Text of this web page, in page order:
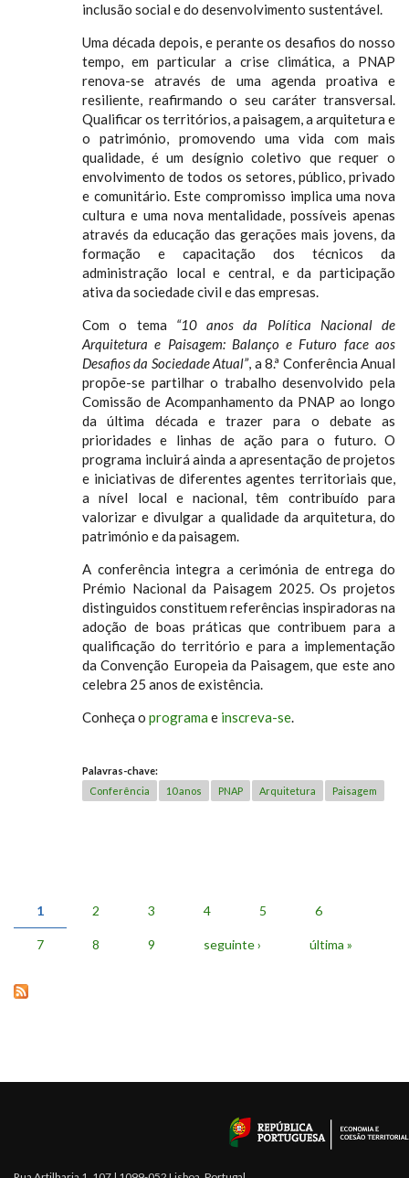
inclusão social e do desenvolvimento sustentável.
Uma década depois, e perante os desafios do nosso
tempo, em particular a crise climática, a PNAP
renova-se através de uma agenda proativa e
resiliente, reafirmando o seu caráter transversal.
Qualificar os territórios, a paisagem, a arquitetura e
o património, promovendo uma vida com mais
qualidade, é um desígnio coletivo que requer o
envolvimento de todos os setores, público, privado
e comunitário. Este compromisso implica uma nova
cultura e uma nova mentalidade, possíveis apenas
através da educação das gerações mais jovens, da
formação e capacitação dos técnicos da
administração local e central, e da participação
ativa da sociedade civil e das empresas.
Com o tema “10 anos da Política Nacional de
Arquitetura e Paisagem: Balanço e Futuro face aos
Desafios da Sociedade Atual”, a 8.ª Conferência Anual
propõe-se partilhar o trabalho desenvolvido pela
Comissão de Acompanhamento da PNAP ao longo
da última década e trazer para o debate as
prioridades e linhas de ação para o futuro. O
programa incluirá ainda a apresentação de projetos
e iniciativas de diferentes agentes territoriais que,
a nível local e nacional, têm contribuído para
valorizar e divulgar a qualidade da arquitetura, do
património e da paisagem.
A conferência integra a cerimónia de entrega do
Prémio Nacional da Paisagem 2025. Os projetos
distinguidos constituem referências inspiradoras na
adoção de boas práticas que contribuem para a
qualificação do território e para a implementação
da Convenção Europeia da Paisagem, que este ano
celebra 25 anos de existência.
Conheça o programa e inscreva-se.
Palavras-chave:
Conferência
10 anos PNAP Arquitetura Paisagem
PÁGINAS
1 2 3 4 5 6
7 8 9 seguinte › última »